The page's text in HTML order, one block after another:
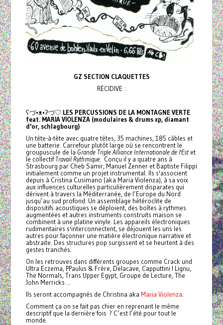
GZ SECTION CLAQUETTES
RÉCIDIVE :
ʕづ•ᴥ•ʔづ♡ LES PERCUSSIONS DE LA MONTAGNE VERTE
feat. MARIA VIOLENZA (modulaires & drums xp, diamant
d'or, schlagbourg)
Un tête-à-tête avec quatre têtes, 35 machines, 185 câbles et
une batterie. Carrefour plutôt large où se rencontrent le
groupuscule de la Grande Triple Alliance Internationale de l'Estet
le collectifTravail Rythmique. Conçu il y a quatre ans à
Strasbourg par Cheb Samir, Manuel Zenner et Baptiste Filippi
initialement comme un projet instrumental. Ils s'associent
depuis à Cristina Cusimano (aka Maria Violenza), à sa voix
aux influences culturelles particulièrement disparates qui
dérivent à travers la Méditerranée, de l’Europe du Nord
jusqu’au sud profond. Un assemblage hétéroclite de
dispositifs acoustiques se déploient, des boîtes à rythmes
augmentées et autres instruments construits maison se
combinent à une platine vinyle. Les appareils électroniques
rudimentaires s'interconnectent, se déjouent les uns les
autres pour façonner une matière électronique narrative et
abstraite. Des structures pop surgissent et se heurtent à des
gestes tranchés.
On les retrouves dans différents groupes comme Crack und
Ultra Eczema, PPaulus & Frère, Delacave, Capputtini I Lignu,
The Normals, Trans Upper Egypt, Groupe de Lecture, The
John Merricks ...
Ils seront accompagnés de Christina aka Maria Violenza
Comment ça on se fait pas chier en reprenant le même
descriptif que la dernière fois ? C’est l’été pour tout le
monde.